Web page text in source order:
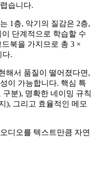
습니다.
1층, 악기의 질감은 2층,
단계적으로 학습할 수
북을 가지므로 총 3 ×
다.
해서 품질이 떨어졌다면,
이 가능합니다. 핵심 특
분), 명확한 네이밍 규칙
), 그리고 효율적인 메모
디오를 텍스트만큼 자연